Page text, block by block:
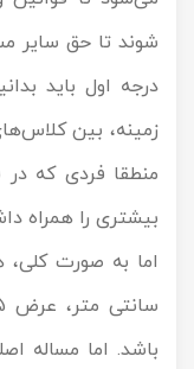
شوند تا حق سایر
درجه اول باید
زمینه، بین
منطقا فردی که در
بیشتری را همراه
باشد. اما مساله